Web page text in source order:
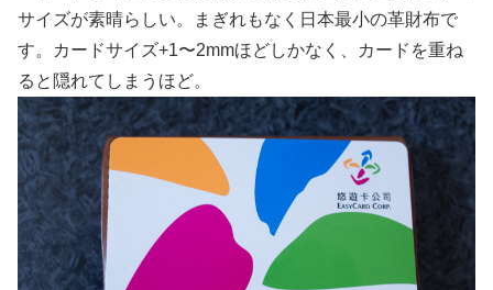
サイズが素晴らしい。まぎれもなく日本最小の革財布で
す。カードサイズ+1〜2mmほどしかなく、カードを重ね
ると隠れてしまうほど。